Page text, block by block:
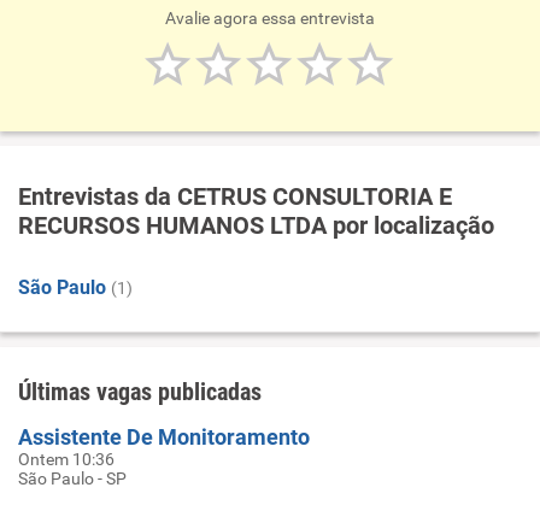
Avalie agora essa entrevista
Entrevistas da CETRUS CONSULTORIA E
RECURSOS HUMANOS LTDA por localização
São Paulo (1)
Últimas vagas publicadas
Assistente De Monitoramento
Ontem 10:36
São Paulo - SP